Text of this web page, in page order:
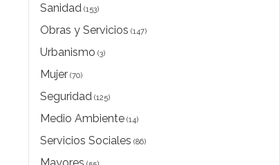
Sanidad(153)
Obras y Servicios (147)
Urbanismo (3)
Mujer(70)
Seguridad(125)
Medio Ambiente(14)
Servicios Sociales (86)